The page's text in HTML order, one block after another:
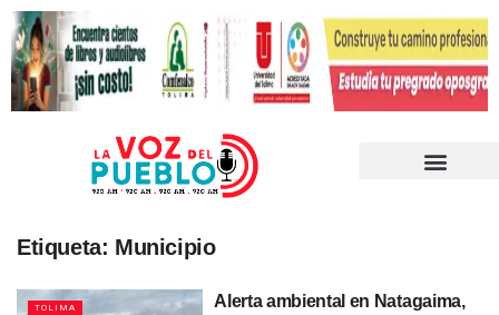
Etiqueta: Municipio
TOLIMA
Alerta ambiental en Natagaima,